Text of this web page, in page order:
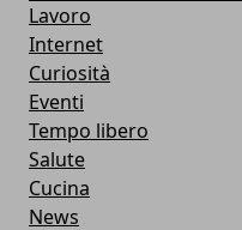
Lavoro
Internet
Curiosità
Eventi
Tempo libero
Salute
Cucina
News